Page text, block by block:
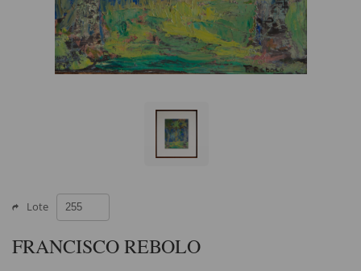
Lote
FRANCISCO REBOLO